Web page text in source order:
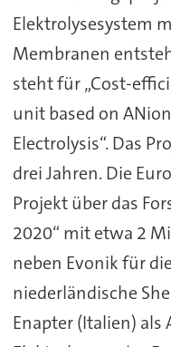
Elektrolysesystem
Membranen
steht für „Cost-
unit based on
Electrolysis“. Das
drei Jahren. Die
Projekt über das
2020“ mit etwa 2
neben Evonik für
niederländische
Enapter (Italien)